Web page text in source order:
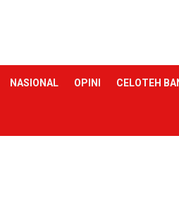
NASIONAL OPINI CELOTEH